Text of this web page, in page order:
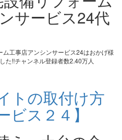
トの取付け方
ビス２４】